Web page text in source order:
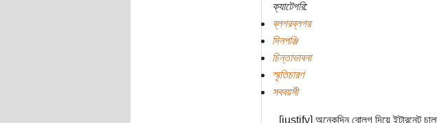
ক্যাটেগরি:
ব্লগরব্লগর
দিনপঞ্জি
চিন্তাভাবনা
স্মৃতিচারণ
সববয়সী
[justify] অনেকদিন বোলগ দিয়ে ইন্টারনেট